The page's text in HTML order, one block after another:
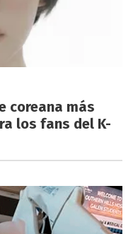
coreana más
los fans del K-